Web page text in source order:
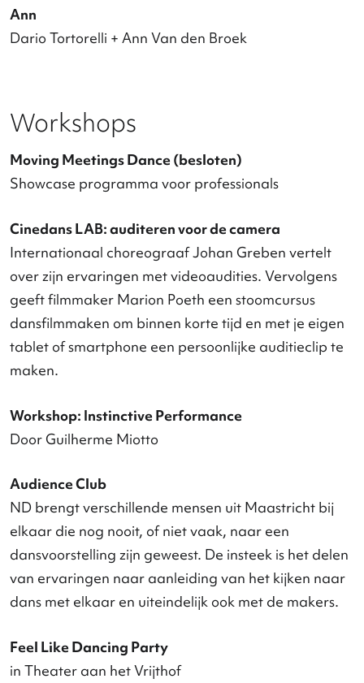
Kalpana Raghuraman + Anna Emilianova
Dario Tortorelli + Veerle Sanders
Dans in de Bijenkorf
Conny Janssen Danst
Jonge Honden
Jamsessie van Intro in Situ en de dansers van
Danstheater AYA
Samen
Een intieme solo en duet die gedanst worden voor
stervenden en hun verzorgenden om zo een ander
soort gesprek tussen deze partijen te faciliteren.
Dansschool Voorstellingen
Schoolvoorstellingen Jubel (voor middelbare
schoolklassen)
Door Danstheater AYA
De Parade: 'Waar Maastrichtenaren bewegen'
Jan van Opstal | Dans Compagnie Limburg +